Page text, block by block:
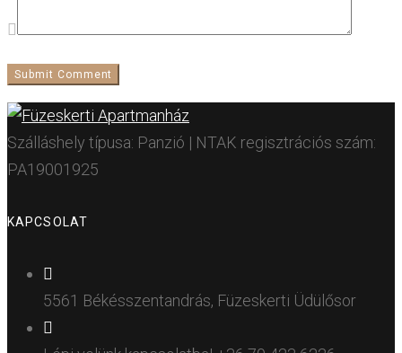
Szálláshely típusa: Panzió | NTAK regisztrációs szám:
PA19001925
KAPCSOLAT
5561 Békésszentandrás, Füzeskerti Üdülősor